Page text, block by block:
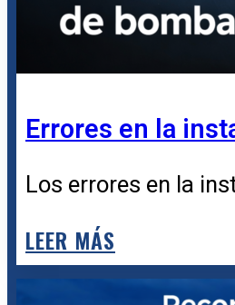
Errores en la
Los errores en la
LEER MÁS